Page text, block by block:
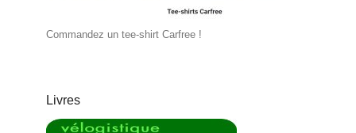
Commandez un tee-shirt Carfree !
Livres